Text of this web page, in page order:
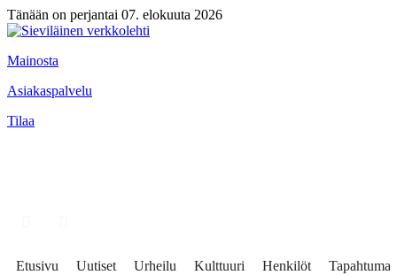
Tänään on perjantai 07. elokuuta 2026
Mainosta
Asiakaspalvelu
Tilaa
Etusivu Uutiset Urheilu Kulttuuri Henkilöt Tapahtumat